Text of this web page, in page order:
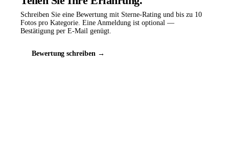
Schreiben Sie eine Bewertung mit Sterne-Rating und bis zu 10
Fotos pro Kategorie. Eine Anmeldung ist optional —
Bestätigung per E-Mail genügt.
Bewertung schreiben →